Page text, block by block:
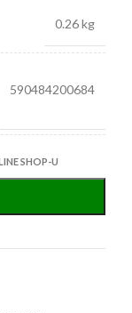
0.26 kg
590484200684
SHOP-U